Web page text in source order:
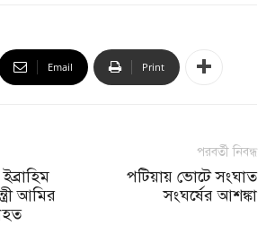
Email Print
আমির
পরবর্তী নিবন্ধ
পটিয়ায় ভোটে সংঘাত
সংঘর্ষের আশঙ্কা